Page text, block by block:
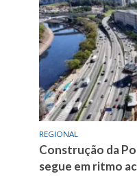
REGIONAL
Construção da
segue em ritmo